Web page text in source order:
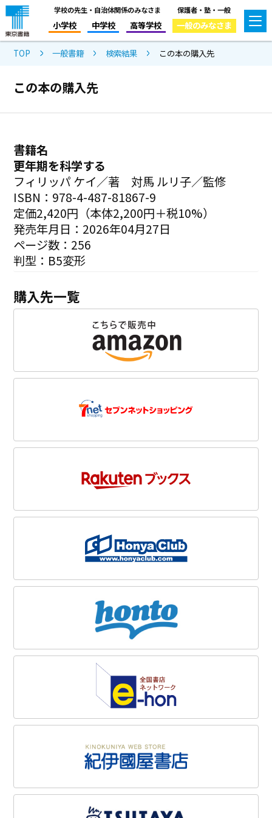
学校の先生・自治体関係のみなさま
小学校 中学校 高等学校
保護者・塾・一般
一般のみなさま
TOP 一般書籍 検索結果 この本の購入先
この本の購入先
書籍名
更年期を科学する
フィリッパ ケイ／著 対馬 ルリ子／監修
ISBN：978-4-487-81867-9
定価2,420円（本体2,200円＋税10%）
発売年月日：2026年04月27日
ページ数：256
判型：B5変形
購入先一覧